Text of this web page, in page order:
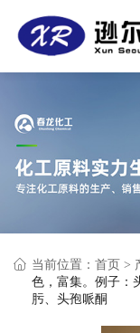
当前位置： 首页 >
色，富集。例子：
肟、头孢哌酮